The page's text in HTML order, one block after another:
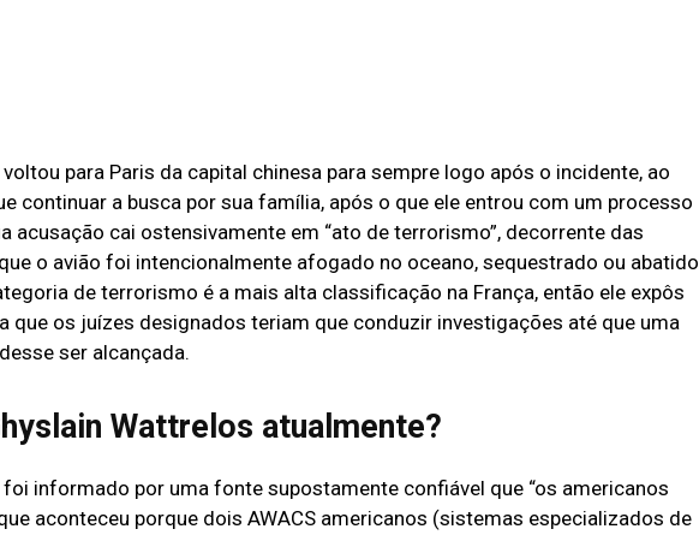
voltou para Paris da capital chinesa para sempre logo após o incidente, ao
continuar a busca por sua família, após o que ele entrou com um processo
acusação cai ostensivamente em “ato de terrorismo”, decorrente das
o avião foi intencionalmente afogado no oceano, sequestrado ou abatido
de terrorismo é a mais alta classificação na França, então ele expôs
que os juízes designados teriam que conduzir investigações até que uma
ser alcançada.
Wattrelos atualmente?
foi informado por uma fonte supostamente confiável que “os americanos
aconteceu porque dois AWACS americanos (sistemas especializados de